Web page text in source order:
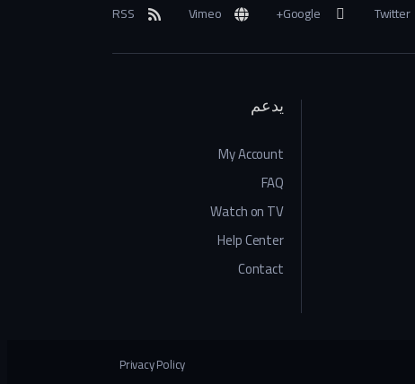
Twitter
Google+
Vimeo
RSS
يدعم
My Account
FAQ
Watch on TV
Help Center
Contact
Privacy Policy